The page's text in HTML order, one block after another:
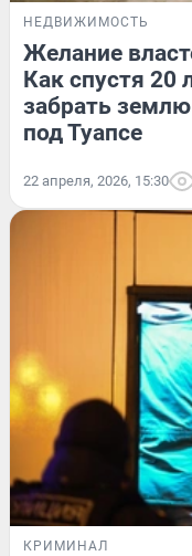
НЕДВИЖИМОСТЬ
Желание
Как спустя 20
забрать
под Туапсе
22 апреля, 2026, 15:30
КРИМИНАЛ